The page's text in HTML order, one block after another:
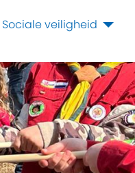
Sociale veiligheid